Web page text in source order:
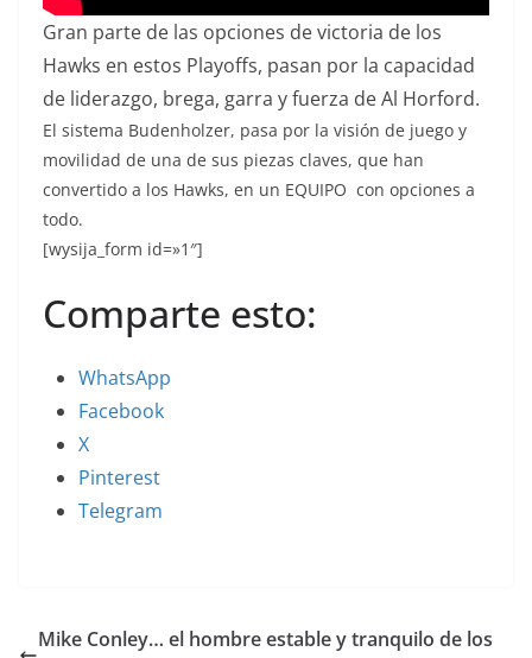
Gran parte de las opciones de victoria de los
Hawks en estos Playoffs, pasan por la capacidad
de liderazgo, brega, garra y fuerza de Al Horford.
El sistema Budenholzer, pasa por la visión de juego y
movilidad de una de sus piezas claves, que han
convertido a los Hawks, en un EQUIPO con opciones a
todo.
[wysija_form id=»1″]
Comparte esto:
WhatsApp
Facebook
X
Pinterest
Telegram
Mike Conley… el hombre estable y tranquilo de los